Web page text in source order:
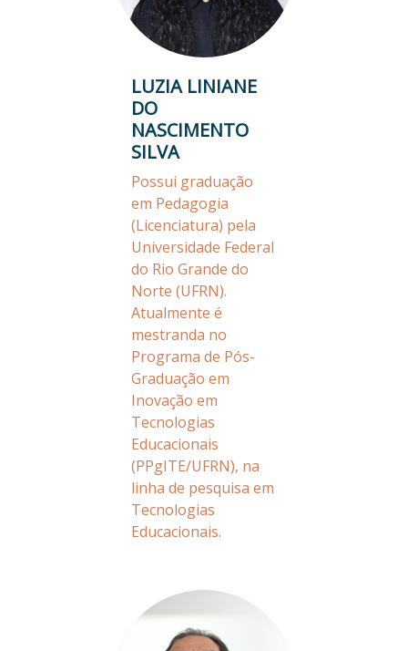
LUZIA LINIANE
DO
NASCIMENTO
SILVA
Possui graduação
em Pedagogia
(Licenciatura) pela
Universidade Federal
do Rio Grande do
Norte (UFRN).
Atualmente é
mestranda no
Programa de Pós-
Graduação em
Inovação em
Tecnologias
Educacionais
(PPgITE/UFRN), na
linha de pesquisa em
Tecnologias
Educacionais.